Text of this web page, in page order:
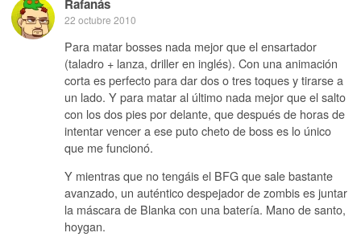
Rafanás
22 octubre 2010
Para matar bosses nada mejor que el ensartador
(taladro + lanza, driller en inglés). Con una animación
corta es perfecto para dar dos o tres toques y tirarse a
un lado. Y para matar al último nada mejor que el salto
con los dos pies por delante, que después de horas de
intentar vencer a ese puto cheto de boss es lo único
que me funcionó.
Y mientras que no tengáis el BFG que sale bastante
avanzado, un auténtico despejador de zombis es juntar
la máscara de Blanka con una batería. Mano de santo,
hoygan.